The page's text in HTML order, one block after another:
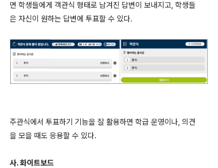
면 학생들에게 객관식 형태로 남겨진 답변이 보내지고, 학생들
은 자신이 원하는 답변에 투표할 수 있다.
주관식에서 투표하기 기능을 잘 활용하면 학급 운영이나, 의견
을 모을 때도 응용할 수 있다.
사. 화이트보드